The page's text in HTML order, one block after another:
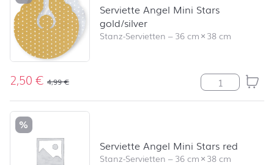
Serviette Angel Mini Stars
gold/silver
Stanz-Servietten –36 cm×38 cm
2,50€ 4,99€ Serviette
%
Serviette Angel Mini Stars red
Stanz-Servietten –36 cm×38 cm